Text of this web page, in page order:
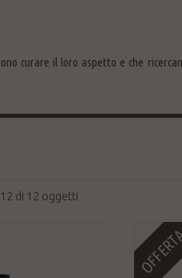
curare il loro aspetto e che
di 12 oggetti